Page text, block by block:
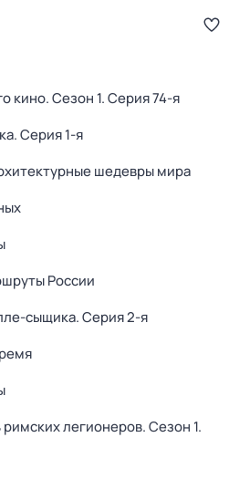
кино. Сезон 1. Серия 74-я
. Серия 1-я
шедевры мира
России
сыщика. Серия 2-я
легионеров. Сезон 1.